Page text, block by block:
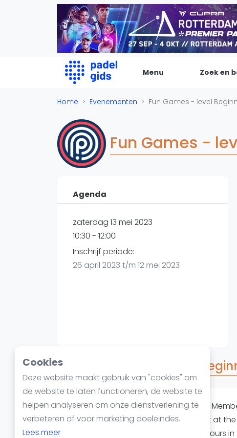
Cookies
Deze website maakt gebruik van "cookies" om
de website te laten functioneren, de website te
helpen analyseren om onze dienstverlening te
verbeteren of voor marketing doeleindes.
Lees meer
Menu
De Padel Gids
Alle padel locaties
Padelwinkels
Padelreizen
Organisatie
Banenbouwers
Overige categorien
Reserveringssystemen
Padelscholen
Toevoegen data
Laatste updates
Zoek en
Home Evenementen Fun Games - level
Fun Games -
Agenda
zaterdag 13 mei 2023
10:30 - 12:00
Inschrijf periode:
26 april 2023 t/m 12 mei 2023
Over Fun Games - level
Level: beginner Non member: € 13,50
reimburse € 6,75 back to your wallet at
Cancellations are possible until 24 hours